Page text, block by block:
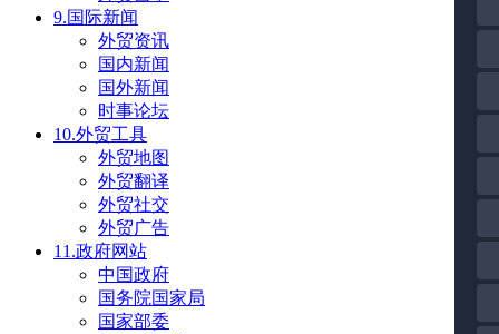
9.国际新闻
外贸资讯
国内新闻
国外新闻
时事论坛
10.外贸工具
外贸地图
外贸翻译
外贸社交
外贸广告
11.政府网站
中国政府
国务院国家局
国家部委